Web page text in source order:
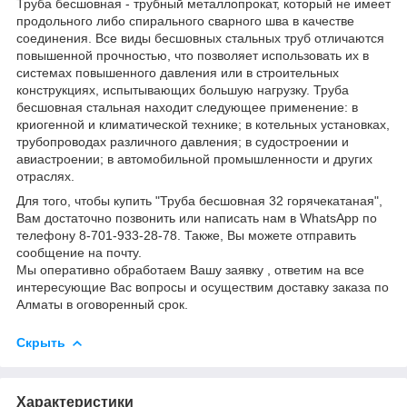
Труба бесшовная - трубный металлопрокат, который не имеет
продольного либо спирального сварного шва в качестве
соединения. Все виды бесшовных стальных труб отличаются
повышенной прочностью, что позволяет использовать их в
системах повышенного давления или в строительных
конструкциях, испытывающих большую нагрузку. Труба
бесшовная стальная находит следующее применение: в
криогенной и климатической технике; в котельных установках,
трубопроводах различного давления; в судостроении и
авиастроении; в автомобильной промышленности и других
отраслях.
Для того, чтобы купить "Труба бесшовная 32 горячекатаная",
Вам достаточно позвонить или написать нам в WhatsApp по
телефону 8-701-933-28-78. Также, Вы можете отправить
сообщение на почту.
Мы оперативно обработаем Вашу заявку , ответим на все
интересующие Вас вопросы и осуществим доставку заказа по
Алматы в оговоренный срок.
Скрыть
Характеристики